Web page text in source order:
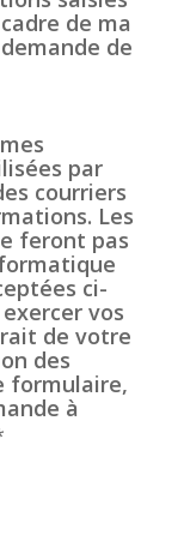
de ma
de
par
courriers
Les
feront pas
ci-
vos
de votre
des
formulaire,
à